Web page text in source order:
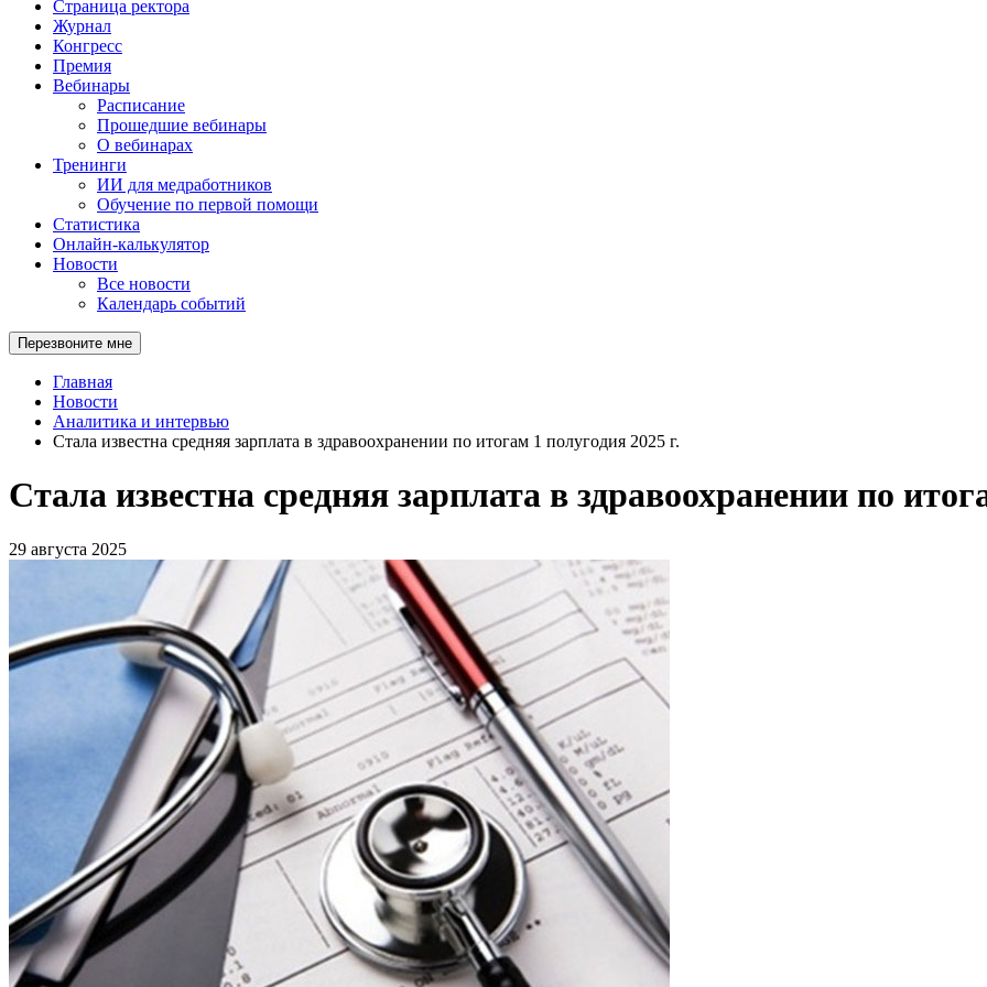
Страница ректора
Журнал
Конгресс
Премия
Вебинары
Расписание
Прошедшие вебинары
О вебинарах
Тренинги
ИИ для медработников
Обучение по первой помощи
Статистика
Онлайн-калькулятор
Новости
Все новости
Календарь событий
Перезвоните мне
Главная
Новости
Аналитика и интервью
Стала известна средняя зарплата в здравоохранении по итогам 1 полугодия 2025 г.
Стала известна средняя зарплата в здравоохранении по
29 августа 2025